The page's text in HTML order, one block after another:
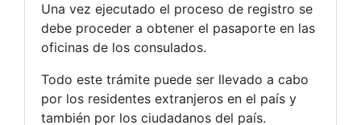
Una vez ejecutado el proceso de registro se
debe proceder a obtener el pasaporte en las
oficinas de los consulados.
Todo este trámite puede ser llevado a cabo
por los residentes extranjeros en el país y
también por los ciudadanos del país.